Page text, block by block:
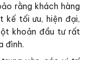
rằng khách hàng
kế tối ưu, hiện đại,
khoản đầu tư rất
đình.